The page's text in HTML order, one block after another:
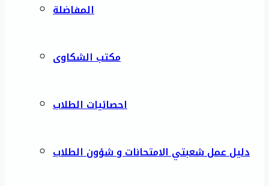
المفاضلة
مكتب الشكاوى
احصائيات الطلاب
دليل عمل شعبتي الامتحانات و شؤون الطلاب